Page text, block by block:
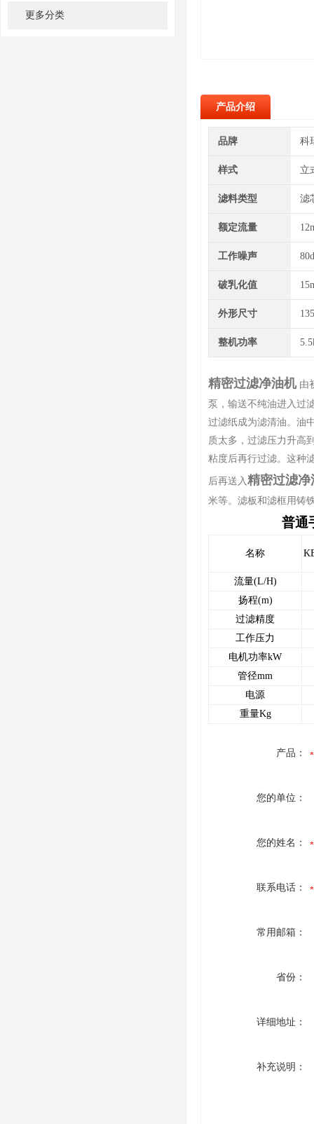
更多分类
产品介绍
品牌 科
样式 立
滤料类型 滤
额定流量
工作噪声
破乳化值
外形尺寸
整机功率
精密过滤净油机由
泵，输送不纯油进入过
过滤纸成为滤清油。油
质太多，过滤压力升高
粘度后再行过滤。这种
后再送入精密过滤净
米等。滤板和滤框用铸
普通手推
名称
流量(L/H)
扬程(m)
过滤精度
工作压力
电机功率kW
管径mm
电源
重量Kg
产品：
您的单位：
您的姓名：
联系电话：
常用邮箱：
省份：
详细地址：
补充说明：